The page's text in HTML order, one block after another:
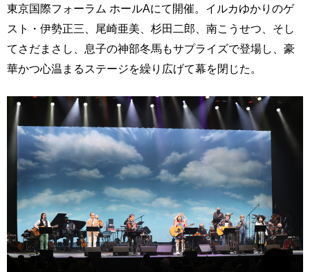
東京国際フォーラム ホールAにて開催。イルカゆかりのゲ
スト・伊勢正三、尾崎亜美、杉田二郎、南こうせつ、そし
てさだまさし、息子の神部冬馬もサプライズで登場し、豪
華かつ心温まるステージを繰り広げて幕を閉じた。